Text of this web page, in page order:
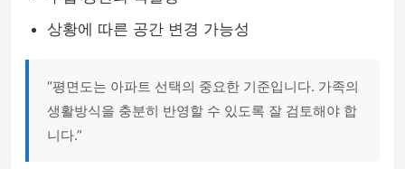
상황에 따른 공간 변경 가능성
“평면도는 아파트 선택의 중요한 기준입니다. 가족의
생활방식을 충분히 반영할 수 있도록 잘 검토해야 합
니다.”